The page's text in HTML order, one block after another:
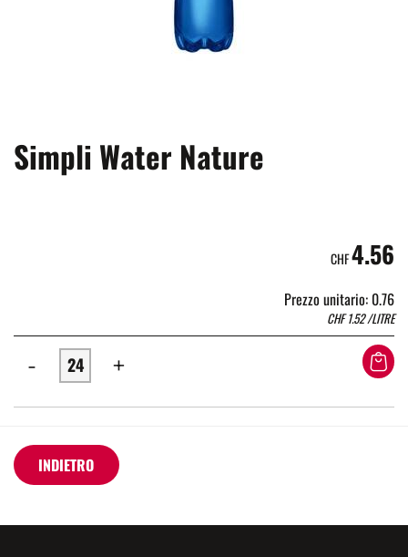
Simpli Water Nature
CHF4.56
Prezzo unitario: 0.76
CHF1.52/LITRE
- +
INDIETRO